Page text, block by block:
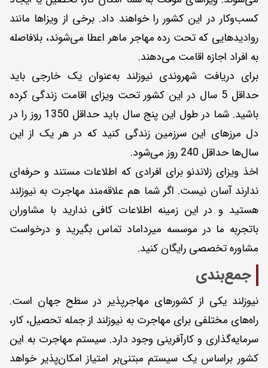
کسب‌وکار در این کشور را خواهند داد. برخی از ویزاها مانند
روادیدهایی که تحت رده مهاجر ماهر اعطا می‌شوند، بلافاصله
به افراد اجازه اقامت می‌دهند.
برای دریافت شهروندی نیوزلند به‌عنوان یک خارجی باید
حداقل 5 سال در این کشور تحت ویزای اقامت زندگی کرده
باشید. شما در طول این پنج سال باید حداقل 1350 روز را در
دل مرزهای این سرزمین زندگی کنید که در هر یک از این
سال‌ها حداقل 240 روز می‌شود.
اخذ ویزای زلاندنو برای افرادی که اطلاعات مستند و حرفه‌ای
ندارند آسان نیست. اگر شما هم علاقه‌مند مهاجرت به نیوزلند
هستید و در این زمینه اطلاعات کافی ندارید با مشاوران
باتجربه ما در موسسه میرداماد تماس بگیرید و درخواست
مشاوره تخصصی رایگان کنید.
جمع‌بندی
نیوزلند یکی از کشورهای مهاجرپذیر در سطح جهان است.
راه‌های مختلفی برای مهاجرت به نیوزلند از جمله تحصیل، کار،
سرمایه‌گذاری و کارآفرینی وجود دارد. سیستم مهاجرت به این
کشور براساس یک سیستم مبتنی‌بر امتیاز امکان‌پذیر خواهد